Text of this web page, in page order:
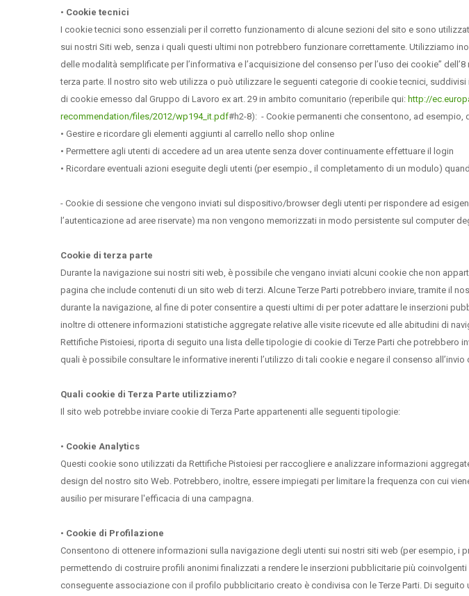
• Cookie tecnici
I cookie tecnici sono essenziali per il corretto funzionamento di alcune sezioni del sito e sono
sui nostri Siti web, senza i quali questi ultimi non potrebbero funzionare correttamente. Utilizziamo
delle modalità semplificate per l’informativa e l’acquisizione del consenso per l’uso dei cookie”
terza parte. Il nostro sito web utilizza o può utilizzare le seguenti categorie di cookie tecnici,
di cookie emesso dal Gruppo di Lavoro ex art. 29 in ambito comunitario (reperibile qui: http://
recommendation/files/2012/wp194_it.pdf#h2-8): - Cookie permanenti che consentono, ad esempio,
• Gestire e ricordare gli elementi aggiunti al carrello nello shop online
• Permettere agli utenti di accedere ad un area utente senza dover continuamente effettuare il login
• Ricordare eventuali azioni eseguite degli utenti (per esempio., il completamento di un modulo)
- Cookie di sessione che vengono inviati sul dispositivo/browser degli utenti per rispondere ad
l’autenticazione ad aree riservate) ma non vengono memorizzati in modo persistente sul computer
Cookie di terza parte
Durante la navigazione sui nostri siti web, è possibile che vengano inviati alcuni cookie che non
pagina che include contenuti di un sito web di terzi. Alcune Terze Parti potrebbero inviare, tramite il
durante la navigazione, al fine di poter consentire a questi ultimi di per poter adattare le inserzioni
inoltre di ottenere informazioni statistiche aggregate relative alle visite ricevute ed alle abitudini di
Rettifiche Pistoiesi, riporta di seguito una lista delle tipologie di cookie di Terze Parti che
quali è possibile consultare le informative inerenti l’utilizzo di tali cookie e negare il consenso all’invio
Quali cookie di Terza Parte utilizziamo?
Il sito web potrebbe inviare cookie di Terza Parte appartenenti alle seguenti tipologie:
• Cookie Analytics
Questi cookie sono utilizzati da Rettifiche Pistoiesi per raccogliere e analizzare informazioni
design del nostro sito Web. Potrebbero, inoltre, essere impiegati per limitare la frequenza con cui
ausilio per misurare l'efficacia di una campagna.
• Cookie di Profilazione
Consentono di ottenere informazioni sulla navigazione degli utenti sui nostri siti web (per esempio,
permettendo di costruire profili anonimi finalizzati a rendere le inserzioni pubblicitarie più
conseguente associazione con il profilo pubblicitario creato è condivisa con le Terze Parti. Di